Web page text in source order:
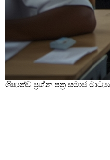
ශිෂ්‍යත්ව ප්‍රශ්න පත්‍ර සමාජ